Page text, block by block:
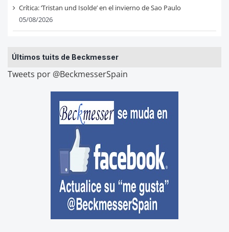
Crítica: ‘Tristan und Isolde’ en el invierno de Sao Paulo
05/08/2026
Últimos tuits de Beckmesser
Tweets por @BeckmesserSpain